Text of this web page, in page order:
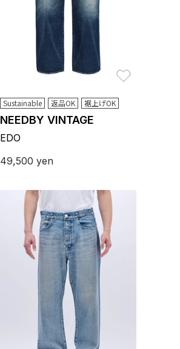
Sustainable 返品OK 裾上げOK
NEEDBY VINTAGE
EDO
49,500 yen